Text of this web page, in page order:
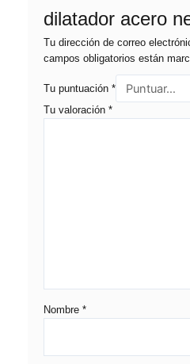
dilatador acero
Tu dirección de correo
campos obligatorios están
Tu puntuación *
Tu valoración *
Nombre *